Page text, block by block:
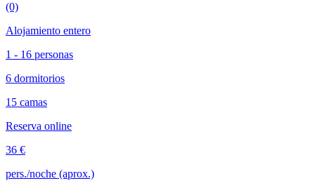
(0)
Alojamiento entero
1 - 16 personas
6 dormitorios
15 camas
Reserva online
36 €
pers./noche (aprox.)